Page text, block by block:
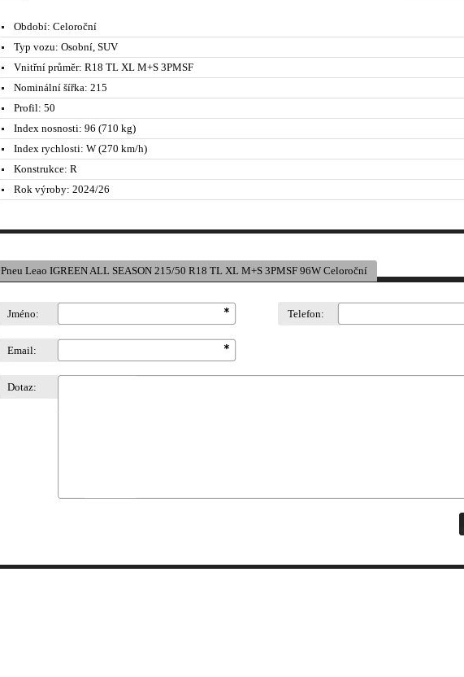
Období: Celoroční
Typ vozu: Osobní, SUV
Vnitřní průměr: R18 TL XL M+S 3PMSF
Nominální šířka: 215
Profil: 50
Index nosnosti: 96 (710 kg)
Index rychlosti: W (270 km/h)
Konstrukce: R
Rok výroby: 2024/26
Pneu Leao IGREEN ALL SEASON 215/50 R18 TL XL M+S 3PMSF 96W Celoroční
Jméno: Telefon:
Email:
Dotaz: